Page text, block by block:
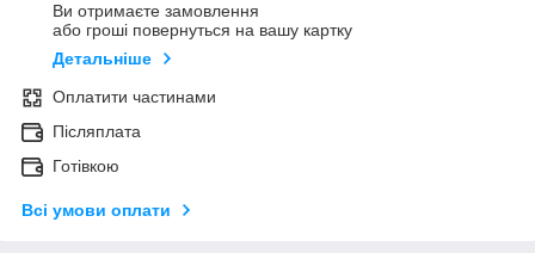
Ви отримаєте замовлення
або гроші повернуться на вашу картку
Детальніше
Оплатити частинами
Післяплата
Готівкою
Всі умови оплати